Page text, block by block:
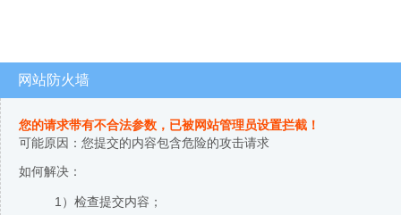
网站防火墙
您的请求带有不合法参数，已被网站管理员设置拦截！
可能原因：您提交的内容包含危险的攻击请求
如何解决：
1）检查提交内容；